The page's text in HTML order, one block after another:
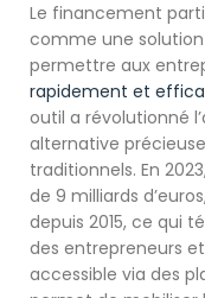
Le financement
comme une
permettre aux
rapidement et
outil a révolutionné
alternative
traditionnels. En
de 9 milliards
depuis 2015, ce qui
des entrepreneurs
accessible via des